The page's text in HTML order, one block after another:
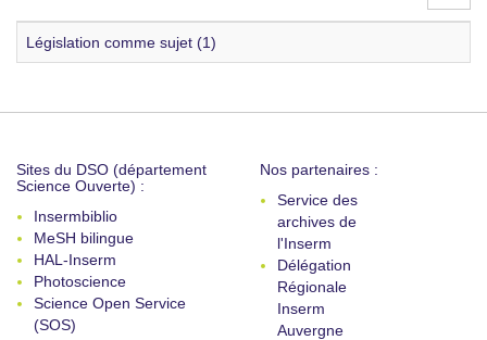
Législation comme sujet (1)
Sites du DSO (département
Science Ouverte) :
Insermbiblio
MeSH bilingue
HAL-Inserm
Photoscience
Science Open Service
(SOS)
Nos partenaires :
Service des
archives de
l'Inserm
Délégation
Régionale
Inserm
Auvergne